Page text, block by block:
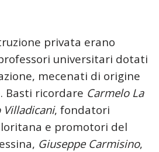
privata erano
universitari dotati
mecenati di origine
Basti ricordare Carmelo La
Villadicani, fondatori
e promotori del
Giuseppe Carmisino,